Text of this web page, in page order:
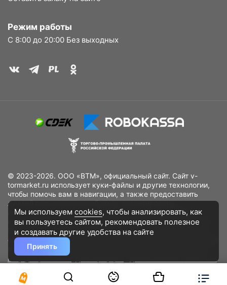
Режим работы
С 8:00 до 20:00 Без выходных
© 2023-2026. ООО «ВТМ», официальный сайт. Сайт v-
tormarket.ru использует куки-файлы и другие технологии,
чтобы помочь вам в навигации, а также предоставить
лучший пользовательский опыт, анализировать
использование наших продуктов и услуг, повысить
качество рекламных и маркетинговых активностей. Если
Вы не хотите, чтобы Ваши пользовательские данные
обрабатывались, пожалуйста, ограничьте их использование
в своём браузере.
конфиденциальности
Разработано DST Global
Мы используем cookies, чтобы анализировать, как
вы пользуетесь сайтом, рекомендовать полезное
и создавать другие удобства на сайте
Принять